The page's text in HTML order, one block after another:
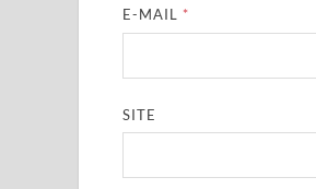
E-MAIL *
SITE